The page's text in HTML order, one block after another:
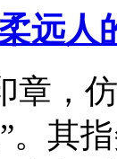
远人
章，
。其